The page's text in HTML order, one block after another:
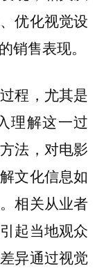
优化视觉设
销售表现。
程，尤其是
理解这一过
法，对电影
文化信息如
相关从业者
起当地观众
异通过视觉